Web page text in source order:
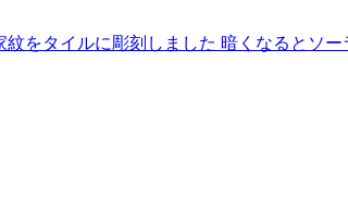
をタイルに彫刻しました 暗くなるとソ